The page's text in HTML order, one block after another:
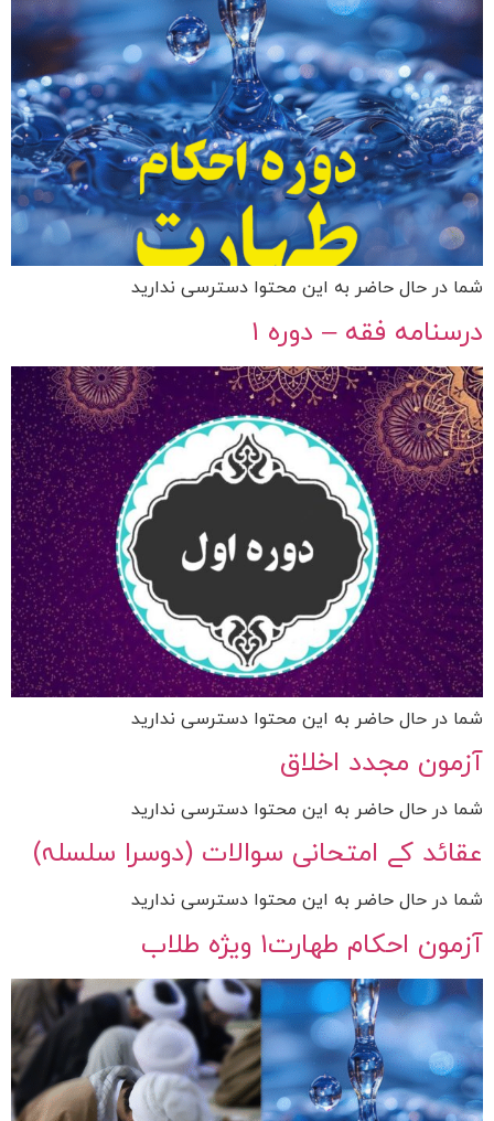
شما در حال حاضر به این محتوا دسترسی ندارید
درسنامه فقه – دوره ۱
شما در حال حاضر به این محتوا دسترسی ندارید
آزمون مجدد اخلاق
شما در حال حاضر به این محتوا دسترسی ندارید
عقائد کے امتحانی سوالات (دوسرا سلسلہ)
شما در حال حاضر به این محتوا دسترسی ندارید
آزمون احکام طهارت۱ ویژه طلاب